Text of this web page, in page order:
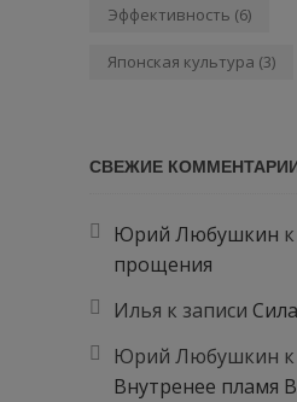
Эффективность (6)
Японская культура (3)
СВЕЖИЕ
Юрий Любушкин
прощения
Илья к записи
Юрий Любушкин
Внутренее пламя